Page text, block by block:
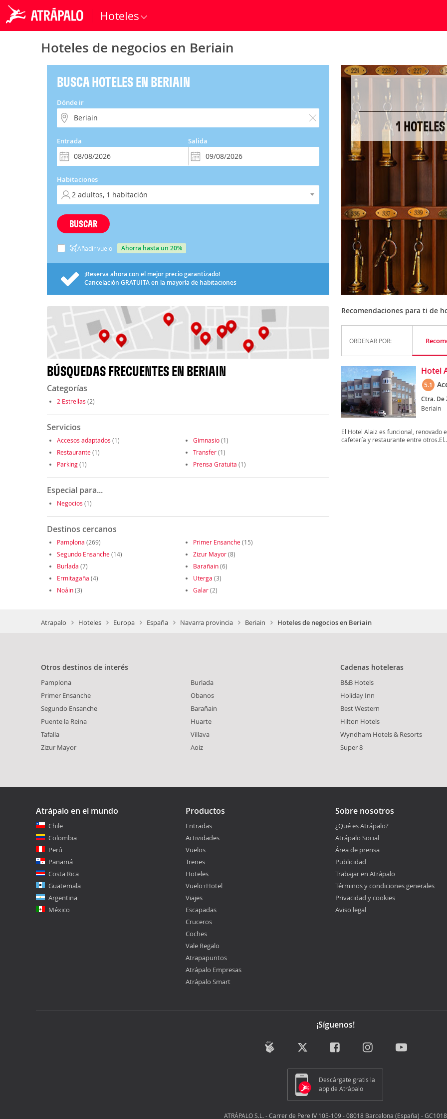
Hoteles
Hoteles de negocios en Beriain
BUSCA HOTELES EN BERIAIN
Dónde ir
Entrada Salida
Habitaciones
BUSCAR
Añadir vuelo ahorra hasta un 20%
¡Reserva ahora con el mejor precio garantizado!
Cancelación GRATUITAen la mayoría de habitaciones
BÚSQUEDAS FRECUENTES EN BERIAIN
Categorías
2 Estrellas (2)
Servicios
Accesos adaptados (1) Gimnasio(1)
Restaurante(1) Transfer(1)
Parking(1) Prensa Gratuita (1)
Especial para...
Negocios (1)
Destinos cercanos
Pamplona (269) Primer Ensanche(15)
Segundo Ensanche(14) Zizur Mayor(8)
Burlada (7) Barañain(6)
Ermitagaña (4) Uterga (3)
Noáin(3) Galar(2)
1
Recomendaciones para ti de
ORDENAR POR:
Hotel
5.1
Ctra. De
Beriain
El Hotel Alaiz es funcional, renovado
cafetería y restaurante entre
Atrapalo Hoteles Europa España Navarra provincia Beriain Hoteles de negocios en Beriain
Otros destinos de interés
Pamplona
Primer Ensanche
Segundo Ensanche
Puente la Reina
Tafalla
Zizur Mayor
Burlada
Obanos
Barañain
Huarte
Villava
Aoiz
Cadenas hoteleras
B&B Hotels
Holiday Inn
Best Western
Hilton Hotels
Wyndham Hotels & Resorts
Super 8
Atrápalo en el mundo
Chile
Colombia
Perú
Panamá
Costa Rica
Guatemala
Argentina
México
Productos
Entradas
Actividades
Vuelos
Trenes
Hoteles
Vuelo+Hotel
Viajes
Escapadas
Cruceros
Coches
Vale Regalo
Atrapapuntos
Atrápalo Empresas
Atrápalo Smart
Sobre nosotros
¿Qué es Atrápalo?
Atrápalo Social
Área de prensa
Publicidad
Trabajar en Atrápalo
Términos y condiciones generales
Privacidad y cookies
Aviso legal
¡Síguenos!
Descárgate gratis la
app de Atrápalo
ATRÁPALO S.L. - Carrer de Pere IV 105-109 - 08018 Barcelona (España) - GC1018